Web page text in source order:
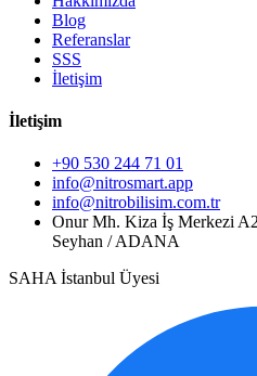
Blog
Referanslar
SSS
İletişim
İletişim
+90 530 244 71 01
info@nitrosmart.app
info@nitrobilisim.com.tr
Onur Mh. Kiza İş Merkezi
Seyhan / ADANA
SAHA İstanbul Üyesi